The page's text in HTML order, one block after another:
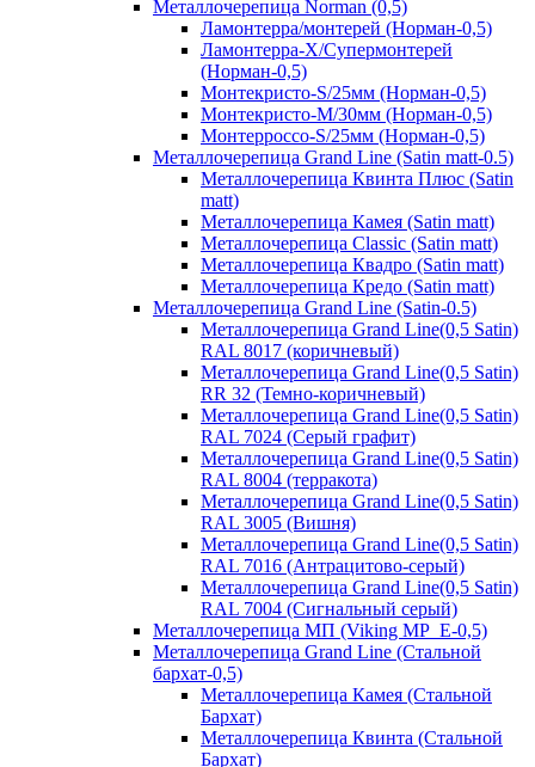
Металлочерепица Norman (0,5)
Ламонтерра/монтерей (Норман-0,5)
Ламонтерра-Х/Супермонтерей
(Норман-0,5)
Монтекристо-S/25мм (Норман-0,5)
Монтекристо-M/30мм (Норман-0,5)
Монтерроссо-S/25мм (Норман-0,5)
Металлочерепица Grand Line (Satin matt-0.5)
Металлочерепица Квинта Плюс (Satin
matt)
Металлочерепица Камея (Satin matt)
Металлочерепица Classic (Satin matt)
Металлочерепица Квадро (Satin matt)
Металлочерепица Кредо (Satin matt)
Металлочерепица Grand Line (Satin-0.5)
Металлочерепица Grand Line(0,5 Satin)
RAL 8017 (коричневый)
Металлочерепица Grand Line(0,5 Satin)
RR 32 (Темно-коричневый)
Металлочерепица Grand Line(0,5 Satin)
RAL 7024 (Серый графит)
Металлочерепица Grand Line(0,5 Satin)
RAL 8004 (терракота)
Металлочерепица Grand Line(0,5 Satin)
RAL 3005 (Вишня)
Металлочерепица Grand Line(0,5 Satin)
RAL 7016 (Антрацитово-серый)
Металлочерепица Grand Line(0,5 Satin)
RAL 7004 (Сигнальный серый)
Металлочерепица МП (Viking MP_E-0,5)
Металлочерепица Grand Line (Стальной
бархат-0,5)
Металлочерепица Камея (Стальной
Бархат)
Металлочерепица Квинта (Стальной
Бархат)